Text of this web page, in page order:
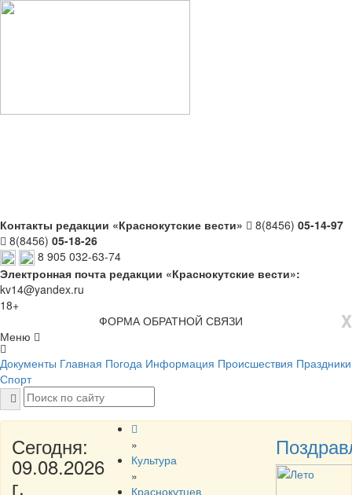
Контакты редакции «Краснокутские вести» 8(8456) 05-14-97
8(8456) 05-18-26
8 905 032-63-74
Электронная почта редакции «Краснокутские вести»:
kv14@yandex.ru
18+
X
ФОРМА ОБРАТНОЙ СВЯЗИ
Меню
Документы Главная Погода Информация Происшествия Праздники
Спорт
Сегодня:
09.08.2026
г.
»
Культура
»
Краснокутцев